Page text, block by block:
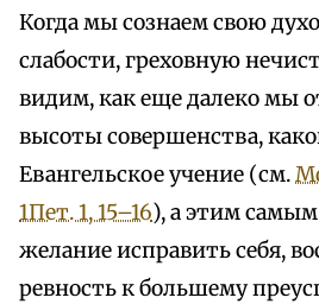
Когда мы сознаем свою
слабости, греховную
видим, как еще далеко мы
высоты совершенства,
Евангельское учение (см.
1Пет. 1, 15–16), а этим
желание исправить себя,
ревность к большему